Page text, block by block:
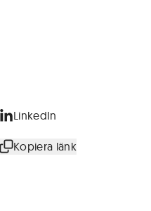
LinkedIn
Kopiera länk